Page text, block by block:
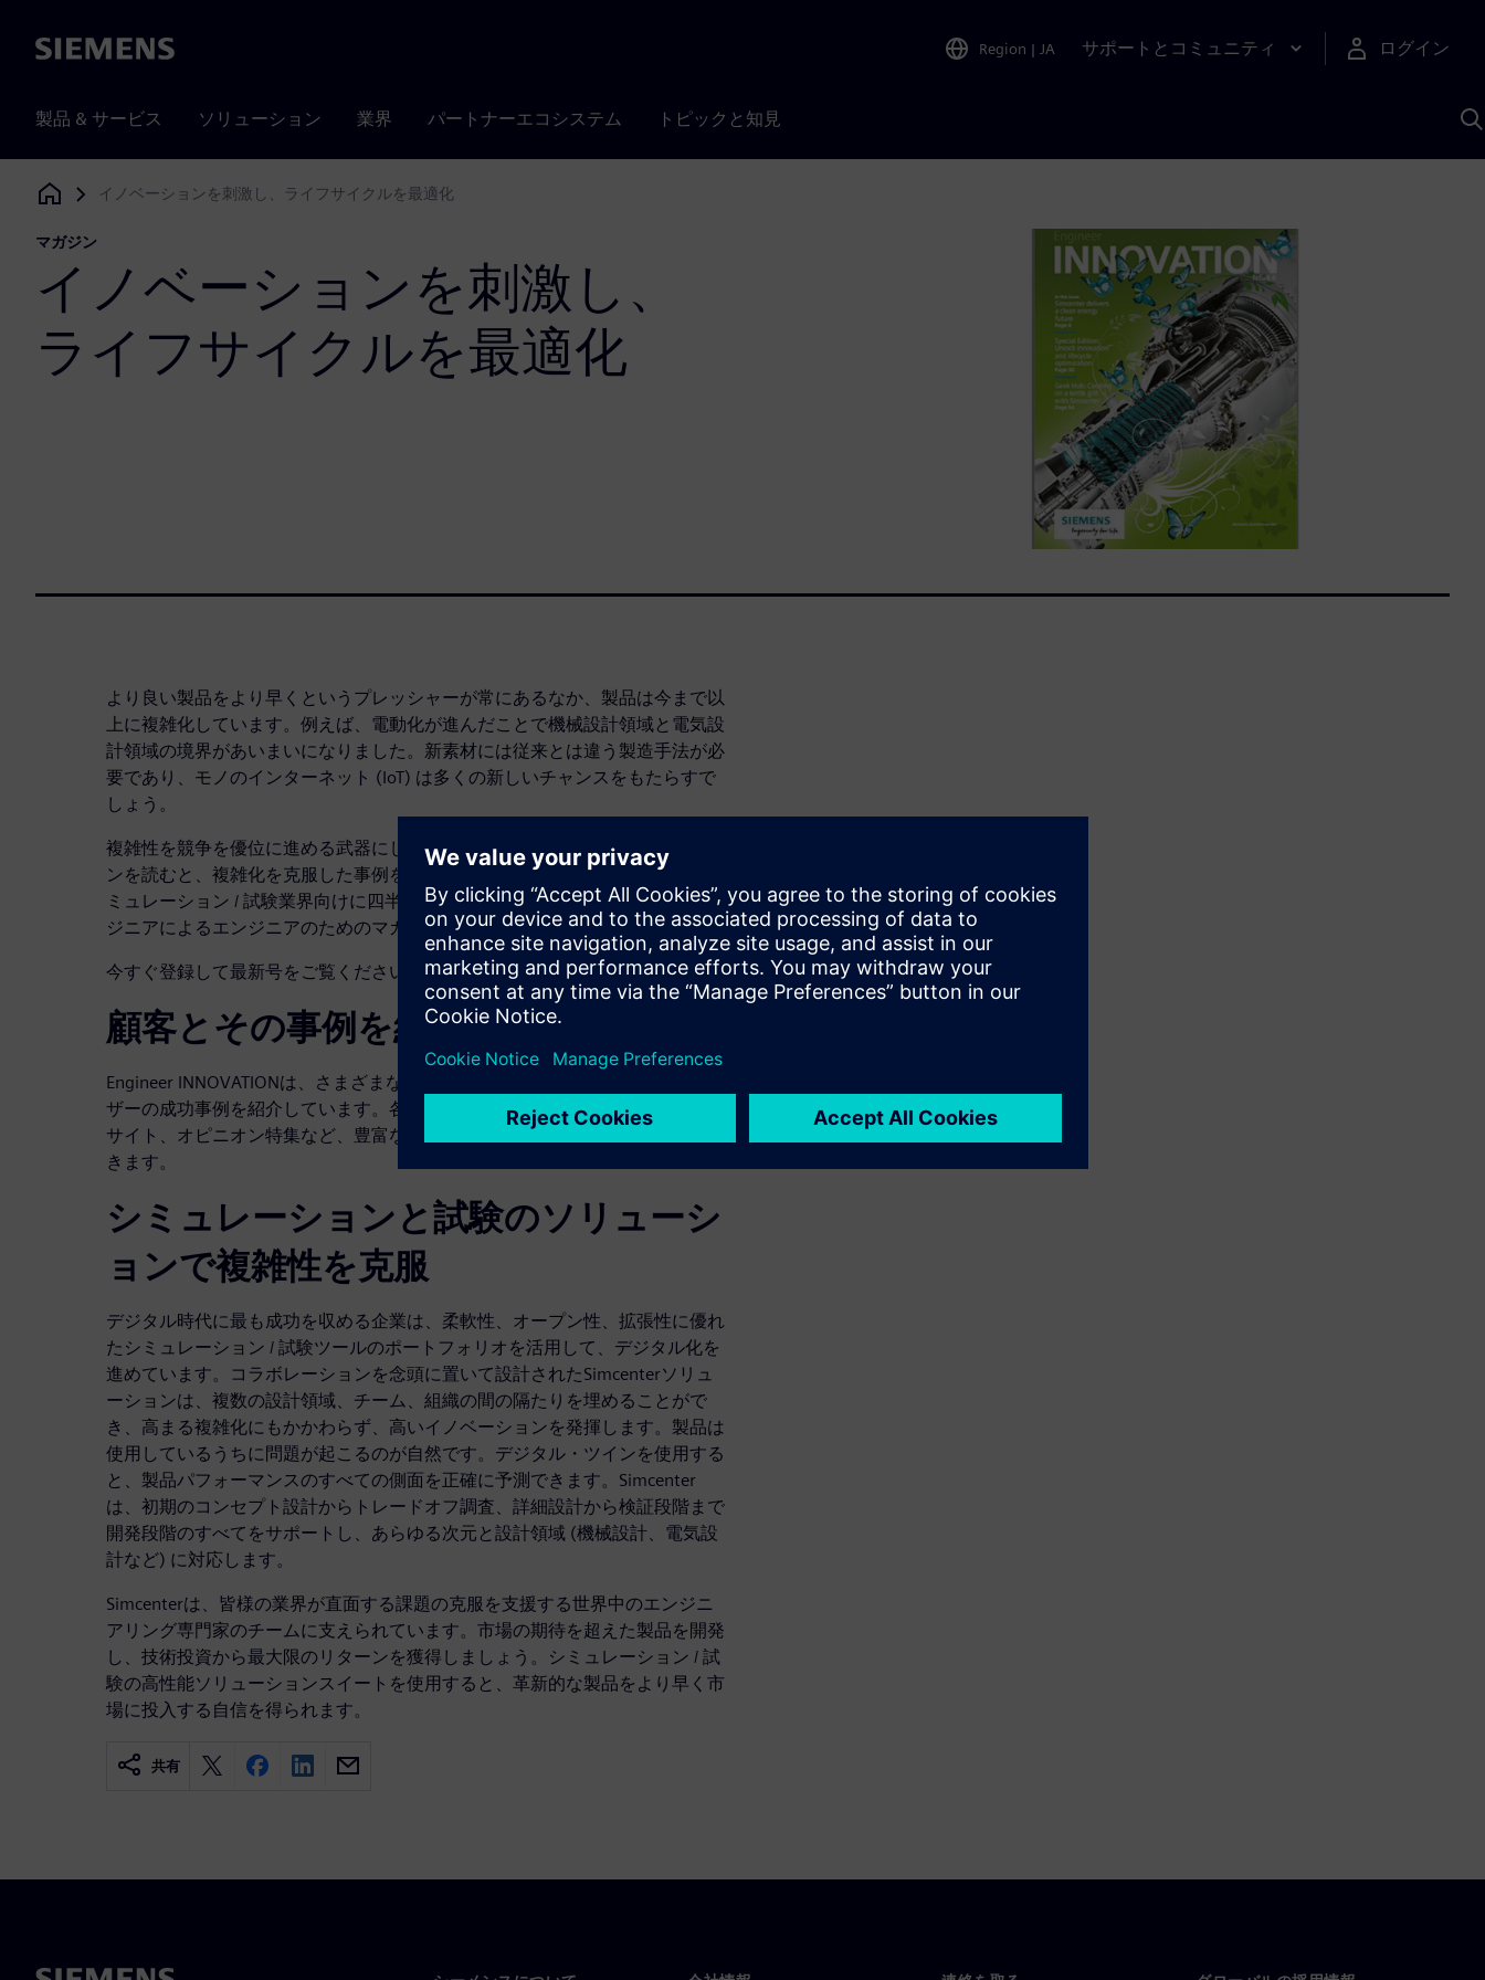
Siemens Region | JA サポートとコミュニティ ログイン
製品 & サービス ソリューション 業界 パートナーエコシステム トピックと知見
Siemens Digital Industries Software
イノベーションを刺激し、ライフサイクルを最適化
マガジン
イノベーションを刺激し、
ライフサイクルを最適化
より良い製品をより早くというプレッシャーが常にあるなか、製品は今まで以
上に複雑化しています。例えば、電動化が進んだことで機械設計領域と電気設
計領域の境界があいまいになりました。新素材には従来とは違う製造手法が必
要であり、モノのインターネット (IoT) は多くの新しいチャンスをもたらすで
しょう。
複雑性を競争を優位に進める武器にしましょう。Engineer INNOVATIONマガジ
ンを読むと、複雑化を克服した事例を学べます。Engineer INNOVATIONは、シ
ミュレーション / 試験業界向けに四半期ごとに発行している情報誌です。エン
ジニアによるエンジニアのためのマガジンです。
今すぐ登録して最新号をご覧ください。新刊の購読も無料です。
顧客とその事例を紹介
Engineer INNOVATIONは、さまざまな業界や製品分野におけるSimcenterユー
ザーの成功事例を紹介しています。各種事例紹介のほか、技術特集、業界イン
サイト、オピニオン特集など、豊富なトピックを無料でダウンロード、共有で
きます。
シミュレーションと試験のソリューシ
ョンで複雑性を克服
デジタル時代に最も成功を収める企業は、柔軟性、オープン性、拡張性に優れ
たシミュレーション / 試験ツールのポートフォリオを活用して、デジタル化を
進めています。コラボレーションを念頭に置いて設計されたSimcenterソリュ
ーションは、複数の設計領域、チーム、組織の間の隔たりを埋めることがで
き、高まる複雑化にもかかわらず、高いイノベーションを発揮します。製品は
使用しているうちに問題が起こるのが自然です。デジタル・ツインを使用する
と、製品パフォーマンスのすべての側面を正確に予測できます。Simcenter
は、初期のコンセプト設計からトレードオフ調査、詳細設計から検証段階まで
開発段階のすべてをサポートし、あらゆる次元と設計領域 (機械設計、電気設
計など) に対応します。
Simcenterは、皆様の業界が直面する課題の克服を支援する世界中のエンジニ
アリング専門家のチームに支えられています。市場の期待を超えた製品を開発
し、技術投資から最大限のリターンを獲得しましょう。シミュレーション / 試
験の高性能ソリューションスイートを使用すると、革新的な製品をより早く市
場に投入する自信を得られます。
共有